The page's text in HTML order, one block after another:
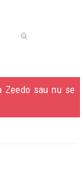
sau nu se